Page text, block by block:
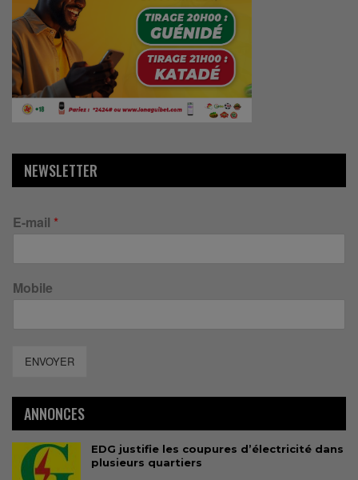
NEWSLETTER
E-mail *
Mobile
ENVOYER
ANNONCES
EDG justifie les coupures d’électricité dans
plusieurs quartiers